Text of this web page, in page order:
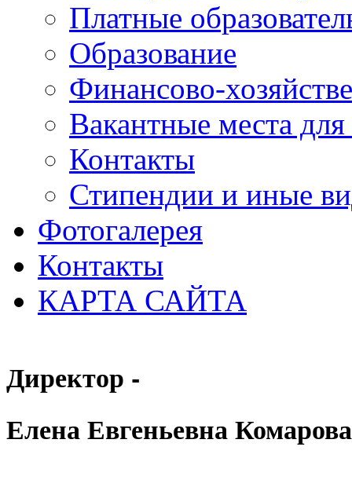
Платные
Образование
Финансово-
Вакантные места
Контакты
Стипендии и иные
Фотогалерея
Контакты
КАРТА САЙТА
Директор -
Елена Евгеньевна Комарова